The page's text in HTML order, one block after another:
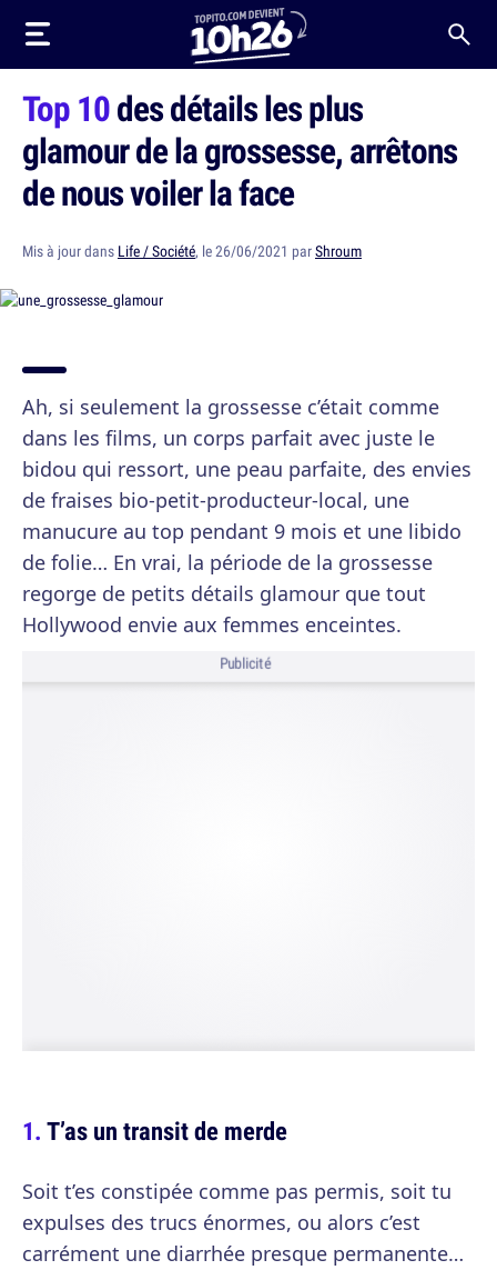
Top 10des détails les plus
glamour de la grossesse, arrêtons
de nous voiler la face
Mis à jour dans Life / Société, le 26/06/2021 parShroum
Ah, si seulement la grossesse c’était comme
dans les films, un corps parfait avec juste le
bidou qui ressort, une peau parfaite, des envies
de fraises bio-petit-producteur-local, une
manucure au top pendant 9 mois et une libido
de folie… En vrai, la période de la grossesse
regorge de petits détails glamour que tout
Hollywood envie aux femmes enceintes.
Publicité
T’as un transit de merde
Soit t’es constipée comme pas permis, soit tu
expulses des trucs énormes, ou alors c’est
carrément une diarrhée presque permanente…